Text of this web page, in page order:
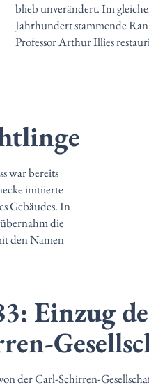
blieb unverändert. Im
Jahrhundert stammende
Professor Arthur Illies
war bereits
initiierte
Gebäudes. In
die
den Namen
Einzug
der Carl-Schirren-